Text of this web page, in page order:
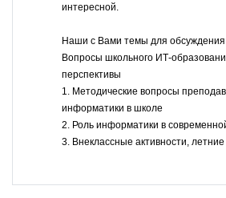
интересной.
Наши с Вами темы для
Вопросы школьного ИТ-
перспективы
1. Методические вопросы
информатики в школе
2. Роль информатики в
3. Внеклассные активности,